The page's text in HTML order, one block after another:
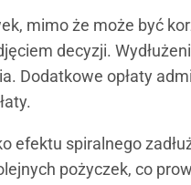
mimo że może być
decyzji.
Dodatkowe opłaty
efektu spiralnego
pożyczek, co